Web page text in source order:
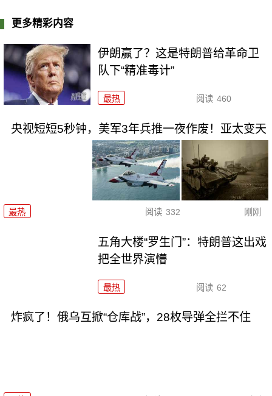
更多精彩内容
伊朗赢了？这是特朗普给革命卫
队下“精准毒计”
最热 阅读 460
央视短短5秒钟，美军3年兵推一夜作废！亚太变天
最热 阅读 332 刚刚
五角大楼“罗生门”：特朗普这出戏
把全世界演懵
最热 阅读 62
炸疯了！俄乌互掀“仓库战”，28枚导弹全拦不住